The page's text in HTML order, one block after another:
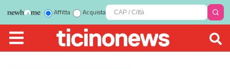
Affitta Acquista